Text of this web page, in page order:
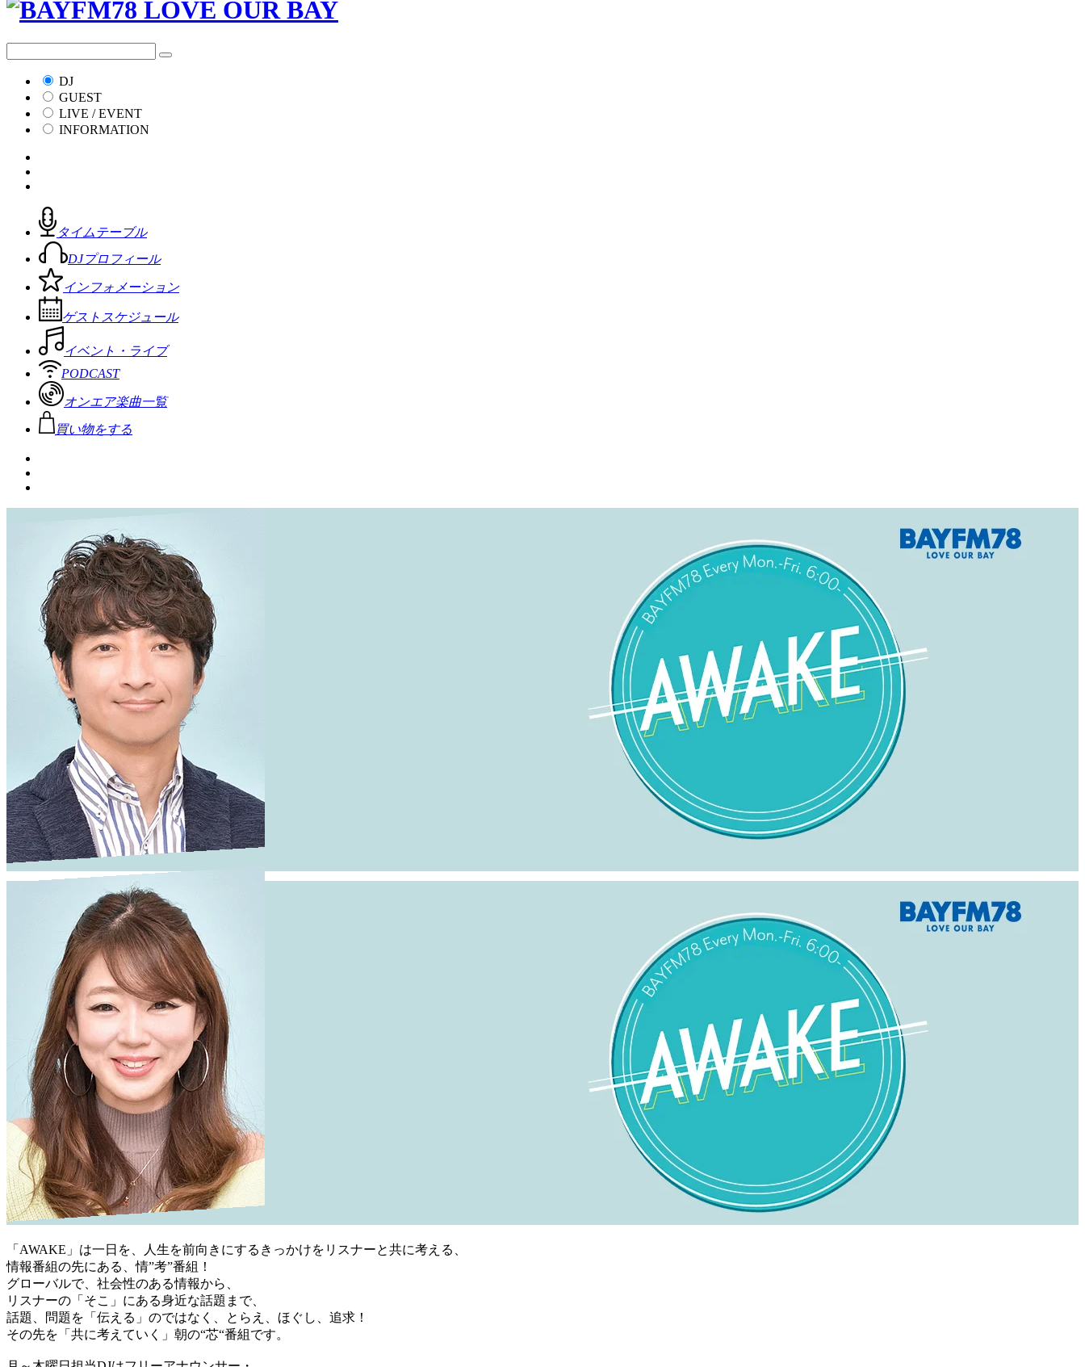
DJ
GUEST
LIVE / EVENT
INFORMATION
タイムテーブル
DJプロフィール
インフォメーション
ゲストスケジュール
イベント・ライブ
PODCAST
オンエア楽曲一覧
買い物をする
「AWAKE」は一日を、人生を前向きにするきっかけをリスナーと共に考える、
情報番組の先にある、情”考”番組！
グローバルで、社会性のある情報から、
リスナーの「そこ」にある身近な話題まで、
話題、問題を「伝える」のではなく、とらえ、ほぐし、追求！
その先を「共に考えていく」朝の“芯“番組です。